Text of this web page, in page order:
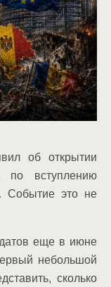
об открытии
по вступлению
Событие это не
еще в июне
небольшой
сколько